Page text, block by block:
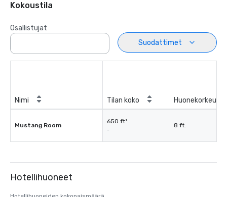
Kokoustila
Osallistujat
Suodattimet
Nimi Tilan koko Huonekorkeus
Mustang Room
650 ft²
-
8 ft.
Hotellihuoneet